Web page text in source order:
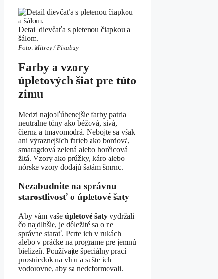
Detail dievčaťa s pletenou čiapkou a
šálom.
Foto: Mitrey / Pixabay
Farby a vzory
úpletových šiat pre túto
zimu
Medzi najobľúbenejšie farby patria
neutrálne tóny ako béžová, sivá,
čierna a tmavomodrá. Nebojte sa však
ani výraznejších farieb ako bordová,
smaragdová zelená alebo horčicová
žltá. Vzory ako prúžky, káro alebo
nórske vzory dodajú šatám šmrnc.
Nezabudnite na správnu
starostlivosť o úpletové šaty
Aby vám vaše úpletové šaty vydržali
čo najdlhšie, je dôležité sa o ne
správne starať. Perte ich v rukách
alebo v práčke na programe pre jemnú
bielizeň. Používajte špeciálny prací
prostriedok na vlnu a sušte ich
vodorovne, aby sa nedeformovali.